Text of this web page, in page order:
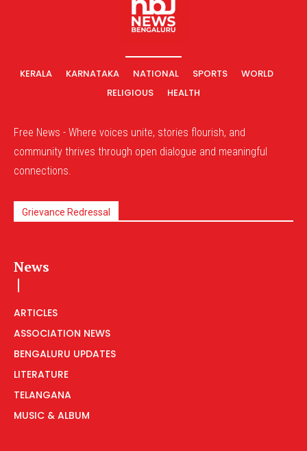
KERALA KARNATAKA NATIONAL SPORTS
WORLD
RELIGIOUS
HEALTH
Free News - Where voices unite, stories flourish, and
community thrives through open dialogue and meaningful
connections.
Grievance Redressal
News
ARTICLES
ASSOCIATION NEWS
BENGALURU UPDATES
LITERATURE
TELANGANA
MUSIC & ALBUM